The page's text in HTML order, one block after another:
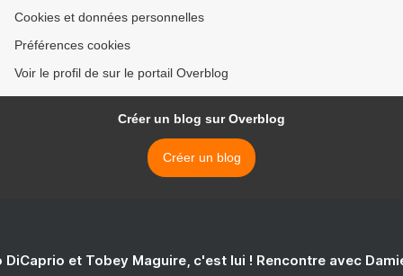
Cookies et données personnelles
Préférences cookies
Voir le profil de sur le portail Overblog
Créer un blog sur Overblog
Créer un blog
DiCaprio et Tobey Maguire, c'est lui ! Rencontre avec